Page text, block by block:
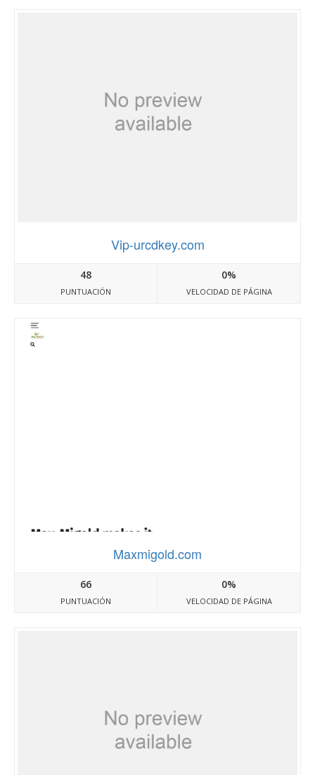
Vip-urcdkey.com
48
PUNTUACIÓN
0%
VELOCIDAD DE PÁGINA
Maxmigold.com
66
PUNTUACIÓN
0%
VELOCIDAD DE PÁGINA